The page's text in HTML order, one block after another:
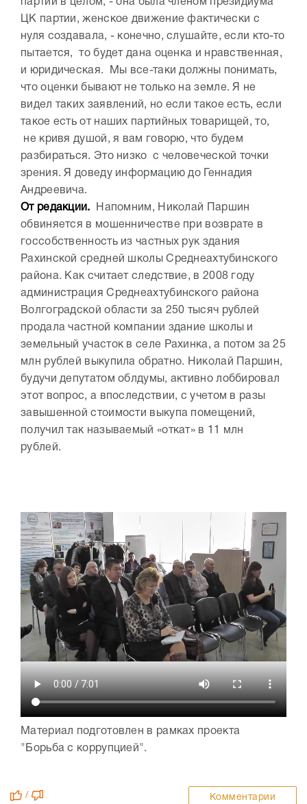
партии в целом, - она была членом президиума
ЦК партии, женское движение фактически с
нуля создавала, - конечно, слушайте, если кто-то
пытается, то будет дана оценка и нравственная,
и юридическая. Мы все-таки должны понимать,
что оценки бывают не только на земле. Я не
видел таких заявлений, но если такое есть, если
такое есть от наших партийных товарищей, то,
не кривя душой, я вам говорю, что будем
разбираться. Это низко с человеческой точки
зрения. Я доведу информацию до Геннадия
Андреевича.
От редакции.
Напомним, Николай Паршин
обвиняется в мошенничестве при возврате в
госсобственность из частных рук здания
Рахинской средней школы Среднеахтубинского
района. Как считает следствие, в 2008 году
администрация Среднеахтубинского района
Волгоградской области за 250 тысяч рублей
продала частной компании здание школы и
земельный участок в селе Рахинка, а потом за 25
млн рублей выкупила обратно. Николай Паршин,
будучи депутатом облдумы, активно лоббировал
этот вопрос, а впоследствии, с учетом в разы
завышенной стоимости выкупа помещений,
получил так называемый «откат» в 11 млн
рублей.
Материал подготовлен в рамках проекта
"Борьба с коррупцией".
/ Комментарии